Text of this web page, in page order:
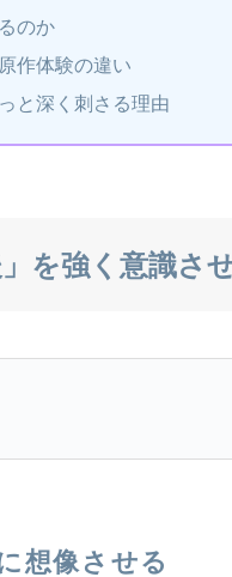
のか
作体験の違い
と深く刺さる理由
を強く意識さ
想像させる